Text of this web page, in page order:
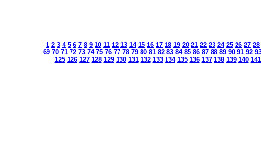
1 2 3 4 5 6 7 8 9 10 11 12 13 14 15 16 17 18 19 20 21 22 23 24 25 26 27 28
69 70 71 72 73 74 75 76 77 78 79 80 81 82 83 84 85 86 87 88 89 90 91 92 93
125 126 127 128 129 130 131 132 133 134 135 136 137 138 139 140 141